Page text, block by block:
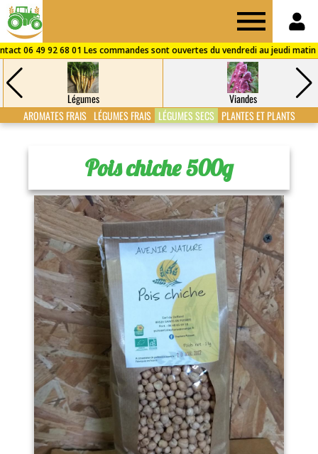
des
Fermes
Puisaye
Légumes
Viandes
AROMATES FRAIS LÉGUMES FRAIS LÉGUMES SECS PLANTES ET PLANTS
Pois chiche 500g